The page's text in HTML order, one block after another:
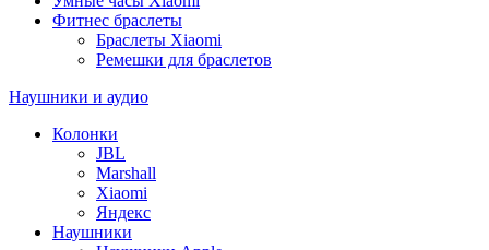
Фитнес браслеты
Браслеты Xiaomi
Ремешки для браслетов
Наушники и аудио
Колонки
JBL
Marshall
Xiaomi
Яндекс
Наушники